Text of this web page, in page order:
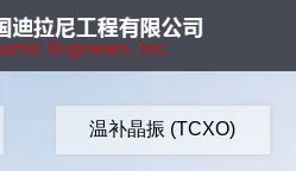
温补晶振 (TCXO)